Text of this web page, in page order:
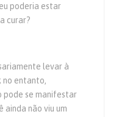
poderia estar
curar?
levar à
no entanto,
pode se manifestar
ainda não viu um